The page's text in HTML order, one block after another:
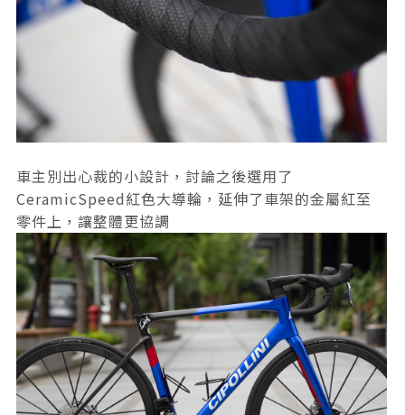
車主別出心裁的小設計，討論之後選用了
CeramicSpeed紅色大導輪，延伸了車架的金屬紅至
零件上，讓整體更協調